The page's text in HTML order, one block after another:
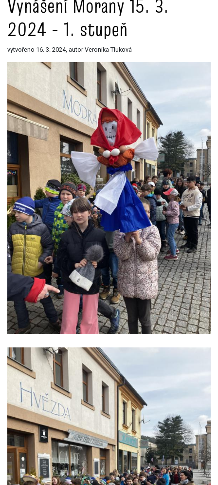
Vynášení Morany 15. 3.
2024 - 1. stupeň
vytvořeno 16. 3. 2024, autor Veronika Tluková